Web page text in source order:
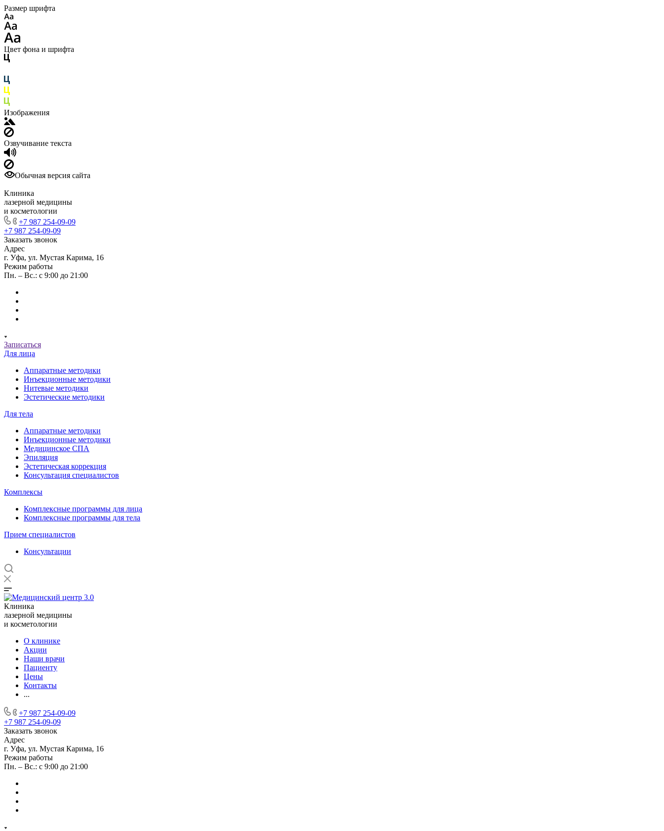
Размер шрифта
Цвет фона и шрифта
Изображения
Озвучивание текста
Обычная версия сайта
Клиника
лазерной медицины
и косметологии
+7 987 254-09-09
+7 987 254-09-09
Заказать звонок
Адрес
г. Уфа, ул. Мустая Карима, 16
Режим работы
Пн. – Вс.: с 9:00 до 21:00
Записаться
Для лица
Аппаратные методики
Инъекционные методики
Нитевые методики
Эстетические методики
Для тела
Аппаратные методики
Инъекционные методики
Медицинское СПА
Эпиляция
Эстетическая коррекция
Консультация специалистов
Комплексы
Комплексные программы для лица
Комплексные программы для тела
Прием специалистов
Консультации
Клиника
лазерной медицины
и косметологии
О клинике
Акции
Наши врачи
Пациенту
Цены
Контакты
...
+7 987 254-09-09
+7 987 254-09-09
Заказать звонок
Адрес
г. Уфа, ул. Мустая Карима, 16
Режим работы
Пн. – Вс.: с 9:00 до 21:00